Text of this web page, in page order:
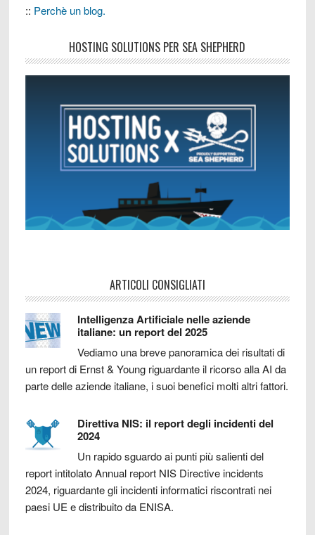
:: Perchè un blog.
HOSTING SOLUTIONS PER SEA SHEPHERD
ARTICOLI CONSIGLIATI
Intelligenza Artificiale nelle aziende
italiane: un report del 2025
Vediamo una breve panoramica dei risultati di
un report di Ernst & Young riguardante il ricorso alla AI da
parte delle aziende italiane, i suoi benefici molti altri fattori.
Direttiva NIS: il report degli incidenti del
2024
Un rapido sguardo ai punti più salienti del
report intitolato Annual report NIS Directive incidents
2024, riguardante gli incidenti informatici riscontrati nei
paesi UE e distribuito da ENISA.